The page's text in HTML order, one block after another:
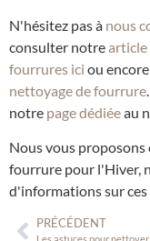
N'hésitez pas à nous
consulter notrearticle
fourrures ici ou
nettoyage de fourrure
notre page dédiéeau
Nous vous proposons
fourrure pour l'Hiver,
d'informations sur
PRÉCÉDENT